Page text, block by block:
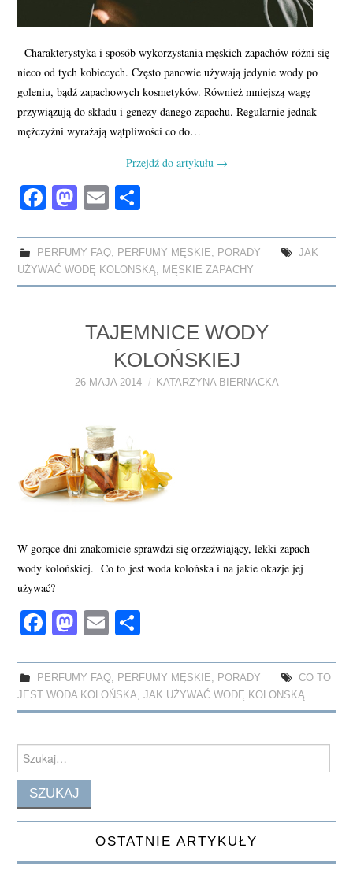
Charakterystyka i sposób wykorzystania męskich zapachów różni się
nieco od tych kobiecych. Często panowie używają jedynie wody po
goleniu, bądź zapachowych kosmetyków. Również mniejszą wagę
przywiązują do składu i genezy danego zapachu. Regularnie jednak
mężczyźni wyrażają wątpliwości co do…
Przejdź do artykułu →
Fa
ce
bo
ok
M
as
to
do
n
E
m
ailre
PERFUMY FAQ, PERFUMY MĘSKIE PORADY
JAK
UŻYWAĆ WODĘ KOLONSKĄ
MĘSKIE ZAPACHY
TAJEMNICE WODY
KOLOŃSKIEJ
26 MAJA 2014 KATARZYNA BIERNACKA
W gorące dni znakomicie sprawdzi się orzeźwiający, lekki zapach
wody kolońskiej. Co to jest woda kolońska i na jakie okazje jej
używać?
Fa
bo
ok
M
to
do
n
E
ailre
PERFUMY FAQ, PERFUMY MĘSKIE, PORADY
CO TO
JEST WODA KOLOŃSKA,JAK UŻYWAĆ WODĘ KOLONSKĄ
Search
for:
OSTATNIE ARTYKUŁY